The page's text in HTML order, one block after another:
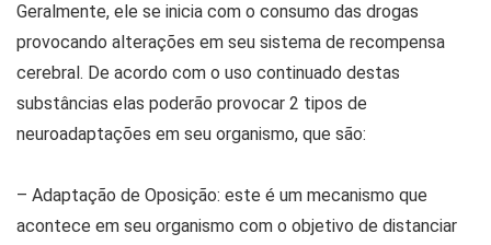
Geralmente, ele se inicia com o consumo das drogas
provocando alterações em seu sistema de recompensa
cerebral. De acordo com o uso continuado destas
substâncias elas poderão provocar 2 tipos de
neuroadaptações em seu organismo, que são:
– Adaptação de Oposição: este é um mecanismo que
acontece em seu organismo com o objetivo de distanciar